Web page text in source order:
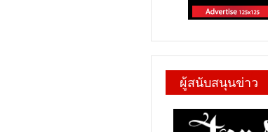
ผู้สนับสนุนข่าว